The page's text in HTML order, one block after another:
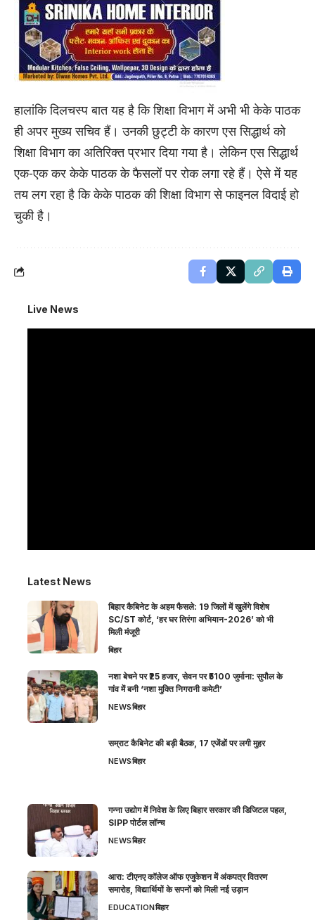
हालांकि दिलचस्प बात यह है कि शिक्षा विभाग में अभी भी केके पाठक
ही अपर मुख्य सचिव हैं। उनकी छुट्टी के कारण एस सिद्धार्थ को
शिक्षा विभाग का अतिरिक्त प्रभार दिया गया है। लेकिन एस सिद्धार्थ
एक-एक कर केके पाठक के फैसलों पर रोक लगा रहे हैं। ऐसे में यह
तय लग रहा है कि केके पाठक की शिक्षा विभाग से फाइनल विदाई हो
चुकी है।
Live News
Latest News
बिहार कैबिनेट के अहम फैसले: 19 जिलों में खुलेंगे विशेष
SC/ST कोर्ट, ‘हर घर तिरंगा अभियान-2026’ को भी
मिली मंजूरी
बिहार
नशा बेचने पर ₹25 हजार, सेवन पर ₹5100 जुर्माना: सुपौल के
गांव में बनी ‘नशा मुक्ति निगरानी कमेटी’
NEWSबिहार
सम्राट कैबिनेट की बड़ी बैठक, 17 एजेंडों पर लगी मुहर
NEWSबिहार
गन्ना उद्योग में निवेश के लिए बिहार सरकार की डिजिटल पहल,
SIPP पोर्टल लॉन्च
NEWSबिहार
आरा: टीएनए कॉलेज ऑफ एजुकेशन में अंकपत्र वितरण
समारोह, विद्यार्थियों के सपनों को मिली नई उड़ान
EDUCATIONबिहार